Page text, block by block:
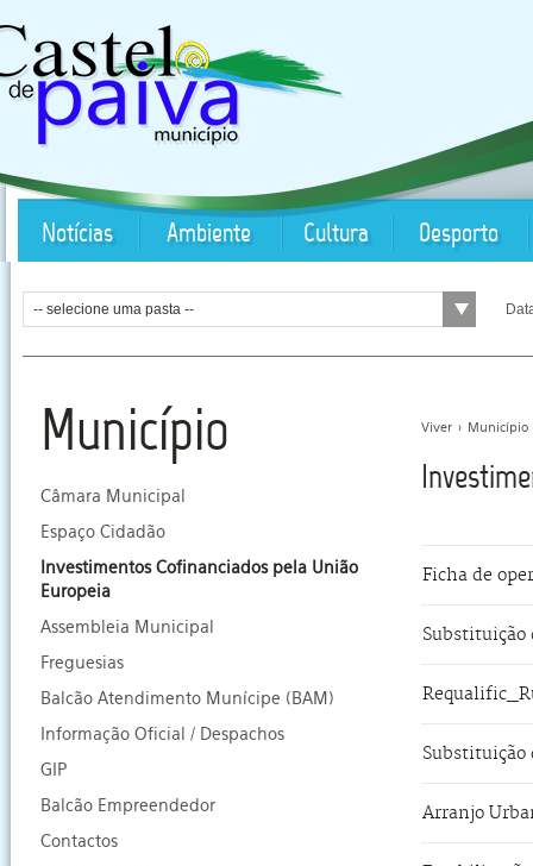
Notícias Ambiente Cultura Desporto
-- selecione uma pasta --
Município
Câmara Municipal
Espaço Cidadão
Investimentos Cofinanciados pela União
Europeia
Assembleia Municipal
Freguesias
Balcão Atendimento Munícipe (BAM)
Informação Oficial / Despachos
GIP
Balcão Empreendedor
Contactos
Viver > Município
Ficha de